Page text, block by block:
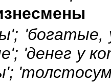
'богатые,
'денег у